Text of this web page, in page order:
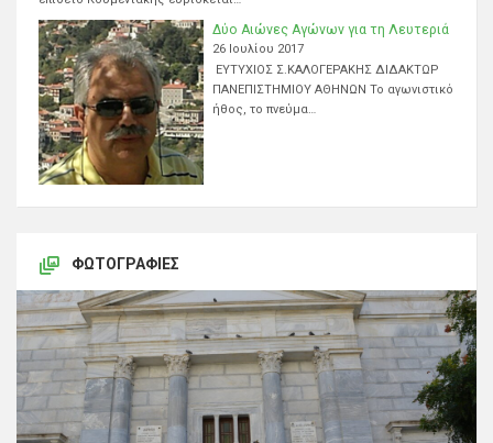
Δύο Αιώνες Αγώνων για τη Λευτεριά
26 Ιουλίου 2017
ΕΥΤΥΧΙΟΣ Σ.ΚΑΛΟΓΕΡΑΚΗΣ ΔΙΔΑΚΤΩΡ
ΠΑΝΕΠΙΣΤΗΜΙΟΥ ΑΘΗΝΩΝ Το αγωνιστικό
ήθος, το πνεύμα…
ΦΩΤΟΓΡΑΦΊΕΣ